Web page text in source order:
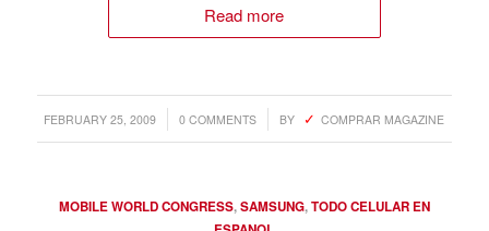
Read more
FEBRUARY 25, 2009
/ 0 COMMENTS
/ BY COMPRAR MAGAZINE
MOBILE WORLD CONGRESS,SAMSUNG,TODO CELULAR EN